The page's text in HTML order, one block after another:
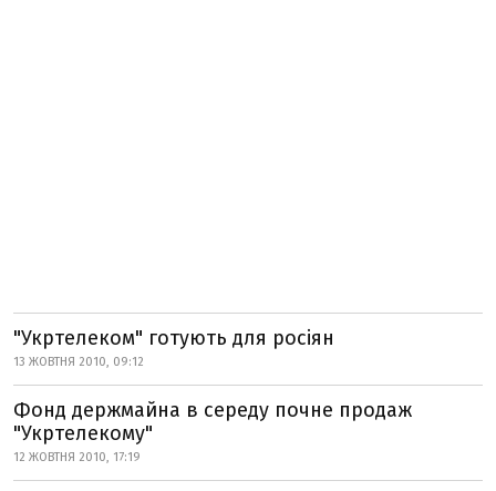
"Укртелеком" готують для росіян
13 ЖОВТНЯ 2010, 09:12
Фонд держмайна в середу почне продаж
"Укртелекому"
12 ЖОВТНЯ 2010, 17:19